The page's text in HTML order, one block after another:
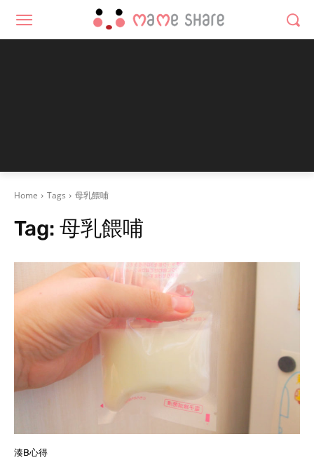
Home Tags 母乳餵哺
Tag: 母乳餵哺
湊B心得